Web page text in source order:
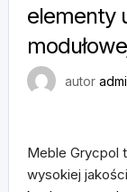
elementy
autor
Meble Grycpol
wysokiej